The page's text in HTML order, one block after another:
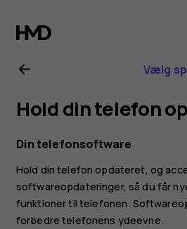
til
Nokia
2.1
Vælg
Hold din telefon
Din telefonsoftware
Hold din telefon opdateret, og
softwareopdateringer, så du får
funktioner til telefonen.
forbedre telefonens ydeevne.